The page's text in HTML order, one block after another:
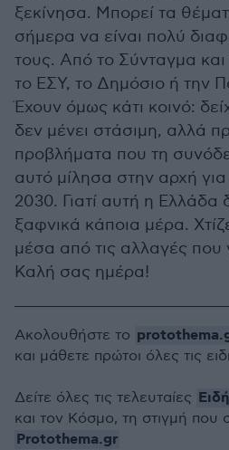
ξεκίνησα. Μπορεί τα
σήμερα να είναι πολύ
τους. Από το Σύνταγμα και
το ΕΣΥ, το Δημόσιο ή την
Έχουν όμως κάτι κοινό:
δεν μένει στάσιμη, αλλά
προβλήματα που τη
αυτό μίλησα στην αρχή
2030. Γιατί αυτή η Ελλάδα
ξαφνικά κάποια μέρα.
μέσα από τις αλλαγές που
Καλή σας ημέρα!
Ακολουθήστε το
και μάθετε πρώτοι όλες τις
Δείτε όλες τις τελευταίες
και τον Κόσμο, τη στιγμή που
Protothema.gr